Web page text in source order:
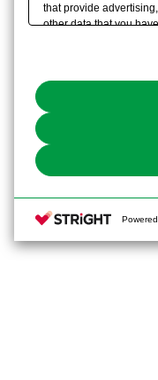
that provide
other data that you
the use of all Cookies
You can change your